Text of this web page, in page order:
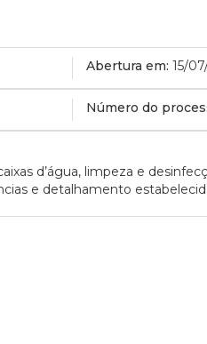
Abertura em: 15/
Número do
d’água, limpeza e
e detalhamento